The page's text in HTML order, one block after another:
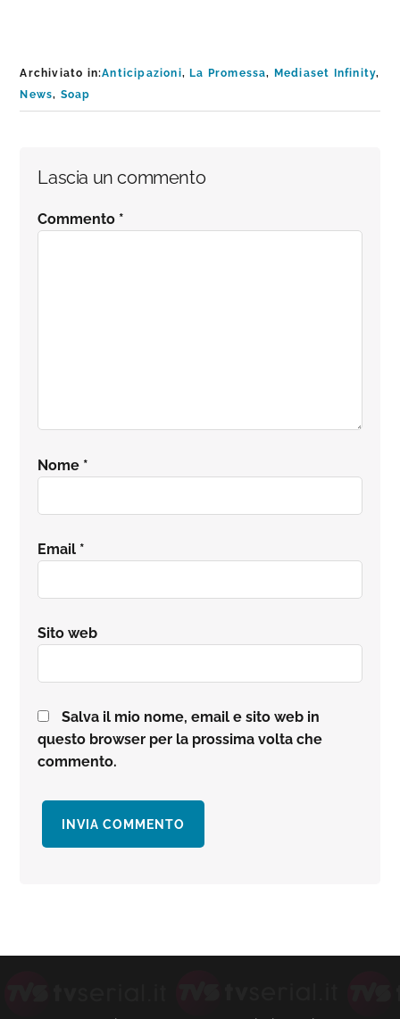
Archiviato in:Anticipazioni, La Promessa, Mediaset Infinity,
News, Soap
Interazioni
del
Lascia un commento
Commento *
Nome *
Email *
Sito web
Salva il mio nome, email e sito web in
questo browser per la prossima volta che
commento.